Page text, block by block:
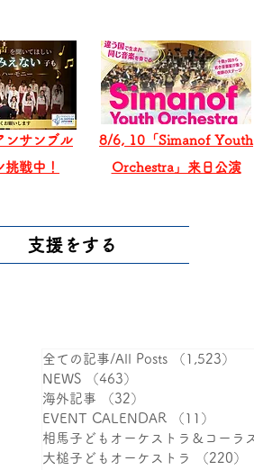
ンサンブル
挑戦中！
8/6, 10「Simanof Youth
Orchestra」来日公演
支援をする
全ての記事/All Posts （1,523）
NEWS
（463）
海外記事
（32）
EVENT CALENDAR
（11）
大槌子どもオーケストラ
（220）